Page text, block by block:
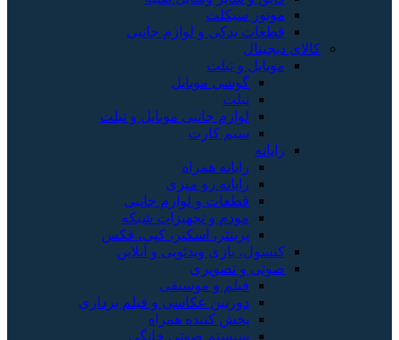
موتور سیکلت
قطعات یدکی و لوازم جانبی
کالای دیجیتال
موبایل و تبلت
گوشی موبایل
تبلت
لوازم جانبی موبایل و تبلت
سیم کارت
رایانه
رایانه همراه
رایانه رو میزی
قطعات و لوازم جانبی
مودم و تجهیزات شبکه
پرینتر، اسکنر، کپی، فکس
کنسول، بازی‌ ویدئویی و آنلاین
صوتی و تصویری
فیلم و موسیقی
دوربین عکاسی و فیلم برداری
پخش کننده همراه
سیستم صوتی خانگی